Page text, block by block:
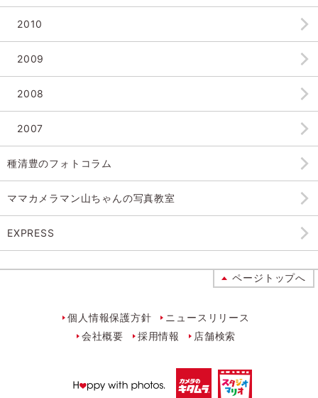
2010
2009
2008
2007
種清豊のフォトコラム
ママカメラマン山ちゃんの写真教室
EXPRESS
ページトップへ
個人情報保護方針
ニュースリリース
会社概要
採用情報 店舗検索